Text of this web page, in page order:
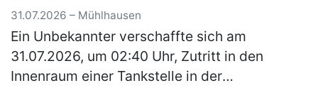
31.07.2026 – Mühlhausen
Ein Unbekannter verschaffte sich am
31.07.2026, um 02:40 Uhr, Zutritt in den
Innenraum einer Tankstelle in der